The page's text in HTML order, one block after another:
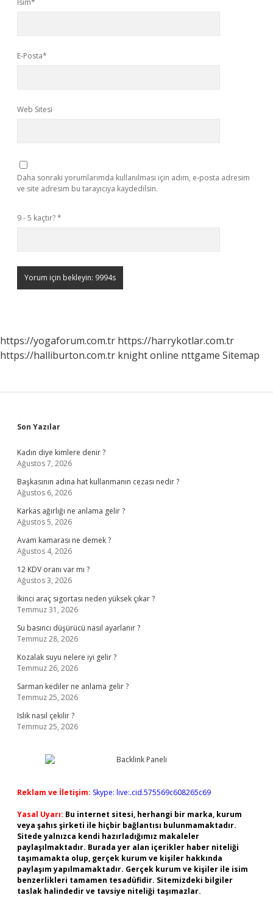
İsim*
E-Posta*
Web Sitesi
Daha sonraki yorumlarımda kullanılması için adım, e-posta adresim
ve site adresim bu tarayıcıya kaydedilsin.
9 - 5 kaçtır?*
https://yogaforum.com.tr https://harrykotlar.com.tr
https://halliburton.com.tr knight online nttgame Sitemap
Sidebar
Son Yazılar
Kadın diye kimlere denir ?
Ağustos 7, 2026
Başkasının adına hat kullanmanın cezası nedir ?
Ağustos 6, 2026
Karkas ağırlığı ne anlama gelir ?
Ağustos 5, 2026
Avam kamarası ne demek ?
Ağustos 4, 2026
12 KDV oranı var mı ?
Ağustos 3, 2026
İkinci araç sigortası neden yüksek çıkar ?
Temmuz 31, 2026
Su basıncı düşürücü nasıl ayarlanır ?
Temmuz 28, 2026
Kozalak suyu nelere iyi gelir ?
Temmuz 26, 2026
Sarman kediler ne anlama gelir ?
Temmuz 25, 2026
Islık nasıl çekilir ?
Temmuz 25, 2026
Reklam ve İletişim: Skype: live:.cid.575569c608265c69
Yasal Uyarı: Bu internet sitesi, herhangi bir marka, kurum
veya şahıs şirketi ile hiçbir bağlantısı bulunmamaktadır.
Sitede yalnızca kendi hazırladığımız makaleler
paylaşılmaktadır. Burada yer alan içerikler haber niteliği
taşımamakta olup, gerçek kurum ve kişiler hakkında
paylaşım yapılmamaktadır. Gerçek kurum ve kişiler ile isim
benzerlikleri tamamen tesadüfidir. Sitemizdeki bilgiler
taslak halindedir ve tavsiye niteliği taşımazlar.